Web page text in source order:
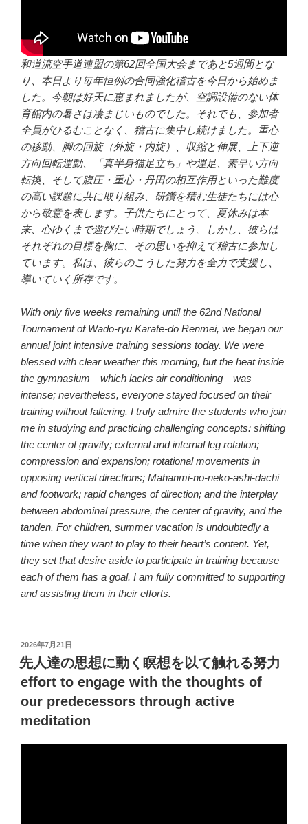
和道流空手道連盟の第62回全国大会まであと5週間とな
り、本日より毎年恒例の合同強化稽古を今日から始めま
した。今朝は好天に恵まれましたが、空調設備のない体
育館内の暑さは凄まじいものでした。それでも、参加者
全員がひるむことなく、稽古に集中し続けました。重心
の移動、脚の回旋（外旋・内旋）、収縮と伸展、上下逆
方向回転運動、「真半身猫足立ち」や運足、素早い方向
転換、そして腹圧・重心・丹田の相互作用といった難度
の高い課題に共に取り組み、研鑽を積む生徒たちには心
から敬意を表します。子供たちにとって、夏休みは本
来、心ゆくまで遊びたい時期でしょう。しかし、彼らは
それぞれの目標を胸に、その思いを抑えて稽古に参加し
ています。私は、彼らのこうした努力を全力で支援し、
導いていく所存です。
With only five weeks remaining until the 62nd National
Tournament of Wado-ryu Karate-do Renmei, we began our
annual joint intensive training sessions today. We were
blessed with clear weather this morning, but the heat inside
the gymnasium—which lacks air conditioning—was
intense; nevertheless, everyone stayed focused on their
training without faltering. I truly admire the students who join
me in studying and practicing challenging concepts: shifting
the center of gravity; external and internal leg rotation;
compression and expansion; rotational movements in
opposing vertical directions; Mahanmi-no-neko-ashi-dachi
and footwork; rapid changes of direction; and the interplay
between abdominal pressure, the center of gravity, and the
tanden. For children, summer vacation is undoubtedly a
time when they want to play to their heart’s content. Yet,
they set that desire aside to participate in training because
each of them has a goal. I am fully committed to supporting
and assisting them in their efforts.
投
稿
日:
2026年7月21日
先人達の思想に動く瞑想を以て触れる努力
effort to engage with the thoughts of
our predecessors through active
meditation